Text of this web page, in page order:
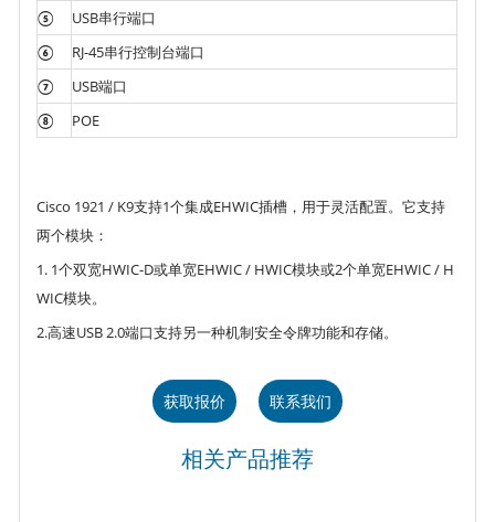
⑤
USB串行端口
⑥
RJ-45串行控制台端口
⑦
USB端口
⑧
POE
Cisco 1921 / K9支持1个集成EHWIC插槽，用于灵活配置。它支持
两个模块：
1. 1个双宽HWIC-D或单宽EHWIC / HWIC模块或2个单宽EHWIC / H
WIC模块。
2.高速USB 2.0端口支持另一种机制安全令牌功能和存储。
获取报价 联系我们
相关产品推荐